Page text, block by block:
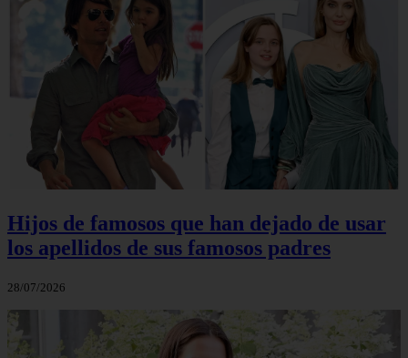
Hijos de famosos que han dejado de usar
los apellidos de sus famosos padres
28/07/2026